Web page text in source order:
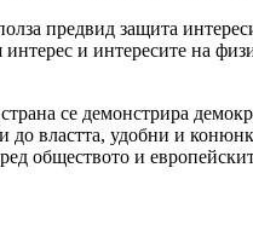
предвид защита
и интересите на
се демонстрира
до властта, удобни и
обществото и